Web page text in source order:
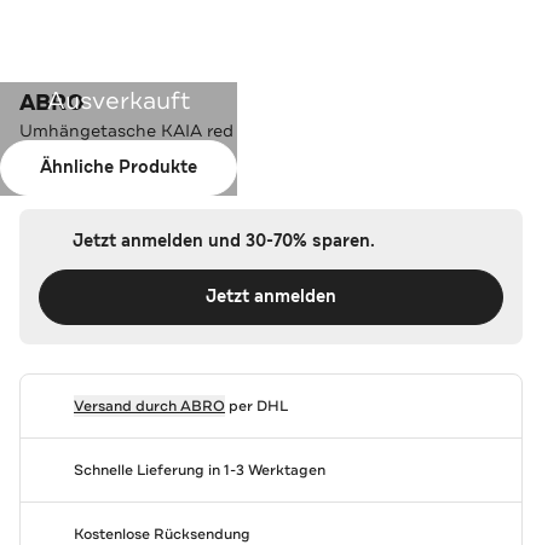
Ausverkauft
Ähnliche Produkte
ABRO
Umhängetasche KAIA red
Farbe:red
Jetzt anmelden und 30-70% sparen.
Jetzt anmelden
Versand durchABROper DHL
Schnelle Lieferung in 1-3 Werktagen
Kostenlose Rücksendung